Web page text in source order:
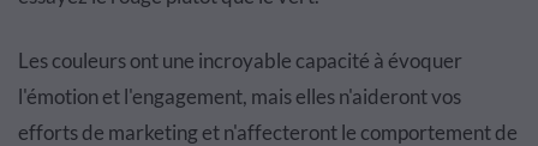
Les couleurs ont une incroyable capacité à évoquer
l'émotion et l'engagement, mais elles n'aideront vos
efforts de marketing et n'affecteront le comportement de